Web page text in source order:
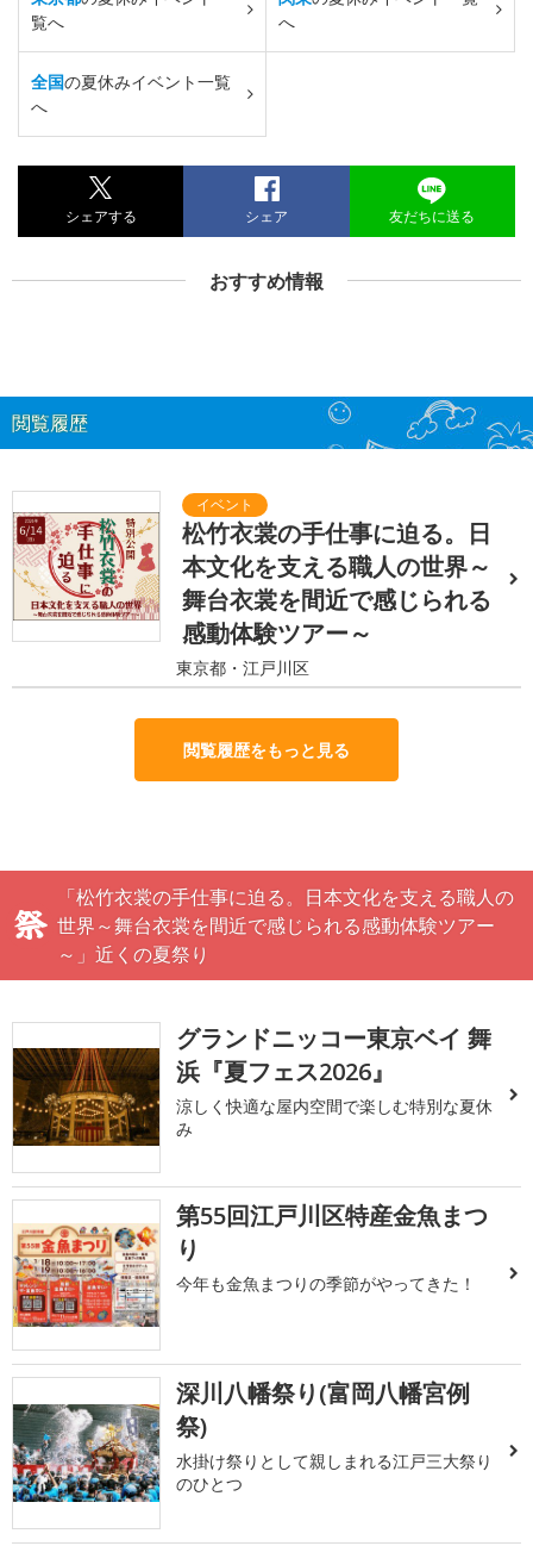
覧へ
へ
全国の夏休みイベント一覧
へ
シェアする シェア 友だちに送る
おすすめ情報
閲覧履歴
松竹衣裳の手仕事に迫る。日
本文化を支える職人の世界～
舞台衣裳を間近で感じられる
感動体験ツアー～
東京都・江戸川区
閲覧履歴をもっと見る
「松竹衣裳の手仕事に迫る。日本文化を支える職人の
世界～舞台衣裳を間近で感じられる感動体験ツアー
～」近くの夏祭り
グランドニッコー東京ベイ 舞
浜『夏フェス2026』
涼しく快適な屋内空間で楽しむ特別な夏休
み
第55回江戸川区特産金魚まつ
り
今年も金魚まつりの季節がやってきた！
深川八幡祭り(富岡八幡宮例
祭)
水掛け祭りとして親しまれる江戸三大祭り
のひとつ